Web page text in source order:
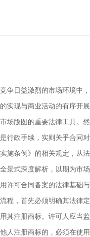
争日益激烈的市场环境中
实现与商业活动的有序开
场版图的重要法律工具。
行政手续，实则关乎合同
施条例》的相关规定，从
景式深度解析，以期为市
许可合同备案的法律基础
程，首先必须明确其法律
其注册商标。许可人应当
人注册商标的，必须在使